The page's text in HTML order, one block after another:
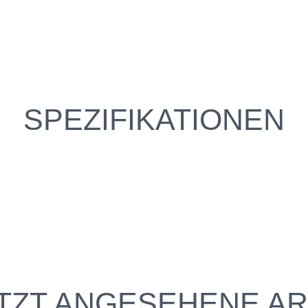
SPEZIFIKATIONEN